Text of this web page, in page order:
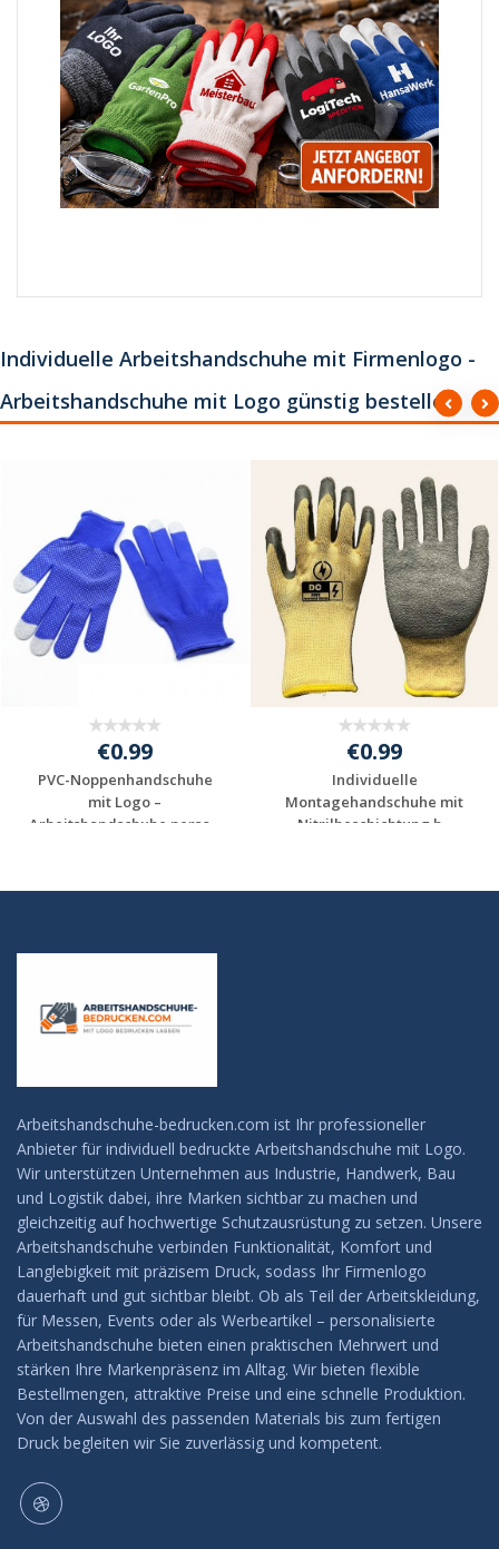
Individuelle Arbeitshandschuhe mit Firmenlogo -
Arbeitshandschuhe mit Logo günstig bestellen
€0.99
PVC-Noppenhandschuhe
mit Logo –
Arbeitshandschuhe perso...
€0.99
Individuelle
Montagehandschuhe mit
Nitrilbeschichtung b...
Arbeitshandschuhe-bedrucken.com ist Ihr professioneller
Anbieter für individuell bedruckte Arbeitshandschuhe mit Logo.
Wir unterstützen Unternehmen aus Industrie, Handwerk, Bau
und Logistik dabei, ihre Marken sichtbar zu machen und
gleichzeitig auf hochwertige Schutzausrüstung zu setzen. Unsere
Arbeitshandschuhe verbinden Funktionalität, Komfort und
Langlebigkeit mit präzisem Druck, sodass Ihr Firmenlogo
dauerhaft und gut sichtbar bleibt. Ob als Teil der Arbeitskleidung,
für Messen, Events oder als Werbeartikel – personalisierte
Arbeitshandschuhe bieten einen praktischen Mehrwert und
stärken Ihre Markenpräsenz im Alltag. Wir bieten flexible
Bestellmengen, attraktive Preise und eine schnelle Produktion.
Von der Auswahl des passenden Materials bis zum fertigen
Druck begleiten wir Sie zuverlässig und kompetent.